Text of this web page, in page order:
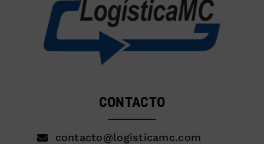
CONTACTO
contacto@logisticamc.com